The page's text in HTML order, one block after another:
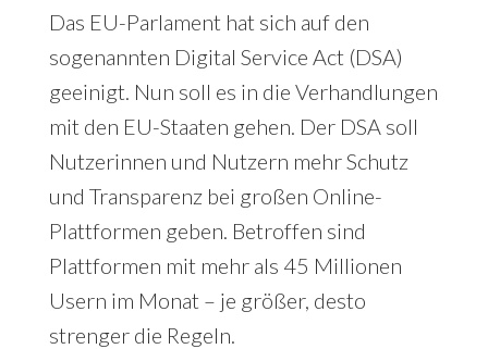
Das EU-Parlament hat sich auf den
sogenannten Digital Service Act (DSA)
geeinigt. Nun soll es in die Verhandlungen
mit den EU-Staaten gehen. Der DSA soll
Nutzerinnen und Nutzern mehr Schutz
und Transparenz bei großen Online-
Plattformen geben. Betroffen sind
Plattformen mit mehr als 45 Millionen
Usern im Monat – je größer, desto
strenger die Regeln.